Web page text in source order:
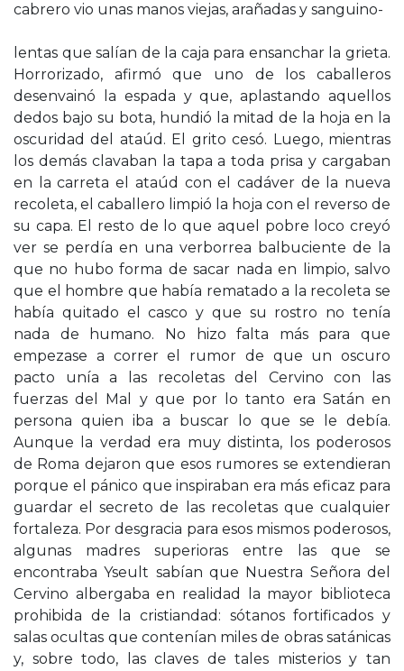
cabrero vio unas manos viejas, arañadas y sanguino-
lentas que salían de la caja para ensanchar la grieta.
Horrorizado, afirmó que uno de los caballeros
desenvainó la espada y que, aplastando aquellos
dedos bajo su bota, hundió la mitad de la hoja en la
oscuridad del ataúd. El grito cesó. Luego, mientras
los demás clavaban la tapa a toda prisa y cargaban
en la carreta el ataúd con el cadáver de la nueva
recoleta, el caballero limpió la hoja con el reverso de
su capa. El resto de lo que aquel pobre loco creyó
ver se perdía en una verborrea balbuciente de la
que no hubo forma de sacar nada en limpio, salvo
que el hombre que había rematado a la recoleta se
había quitado el casco y que su rostro no tenía
nada de humano. No hizo falta más para que
empezase a correr el rumor de que un oscuro
pacto unía a las recoletas del Cervino con las
fuerzas del Mal y que por lo tanto era Satán en
persona quien iba a buscar lo que se le debía.
Aunque la verdad era muy distinta, los poderosos
de Roma dejaron que esos rumores se extendieran
porque el pánico que inspiraban era más eficaz para
guardar el secreto de las recoletas que cualquier
fortaleza. Por desgracia para esos mismos poderosos,
algunas madres superioras entre las que se
encontraba Yseult sabían que Nuestra Señora del
Cervino albergaba en realidad la mayor biblioteca
prohibida de la cristiandad: sótanos fortificados y
salas ocultas que contenían miles de obras satánicas
y, sobre todo, las claves de tales misterios y tan